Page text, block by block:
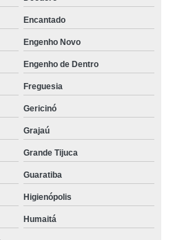
Encantado
Engenho Novo
Engenho de Dentro
Freguesia
Gericinó
Grajaú
Grande Tijuca
Guaratiba
Higienópolis
Humaitá